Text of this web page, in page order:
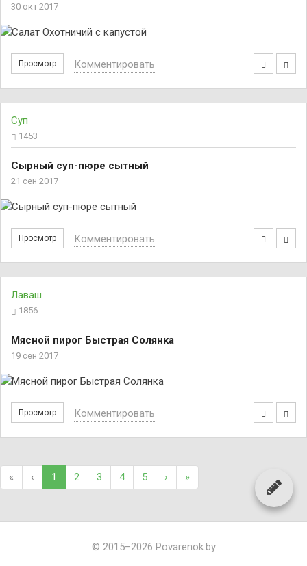
30 окт 2017
Просмотр Комментировать
Суп
1453
Сырный суп-пюре сытный
21 сен 2017
Просмотр Комментировать
Лаваш
1856
Мясной пирог Быстрая Солянка
19 сен 2017
Просмотр Комментировать
« ‹ 1 2 3 4 5 › »
© 2015–2026 Povarenok.by